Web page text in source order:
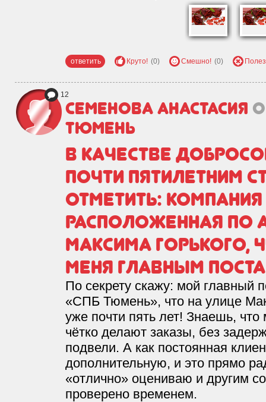
ответить Круто! (0) Смешно! (0)
12
Семенова Анастасия
Тюмень
В качестве
почти пятилетним
отметить:
расположенная по
Максима Горького,
меня главным
По секрету скажу: мой главный
«СПБ Тюмень», что на улице
уже почти пять лет! Знаешь,
чётко делают заказы, без
подвели. А как постоянная
дополнительную, и это прямо
«отлично» оцениваю и другим
проверено временем.